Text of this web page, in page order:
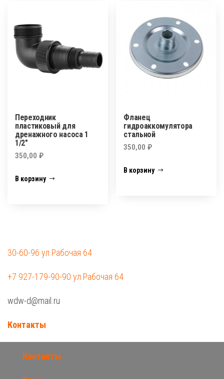
Переходник
пластиковый для
дренажного насоса 1
1/2″
350,00 ₽
В корзину
Фланец
гидроаккомулятора
стальной
350,00₽
В корзину
30-60-96 ул.Рабочая 64
+7 927-179-90-90 ул.Рабочая 64
wdw-d@mail.ru
Контакты
Контакты